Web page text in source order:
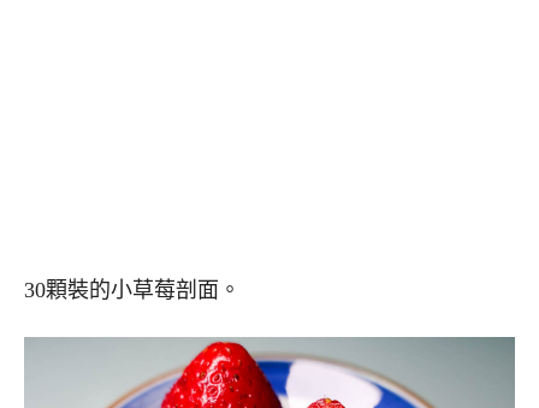
30顆裝的小草莓剖面。